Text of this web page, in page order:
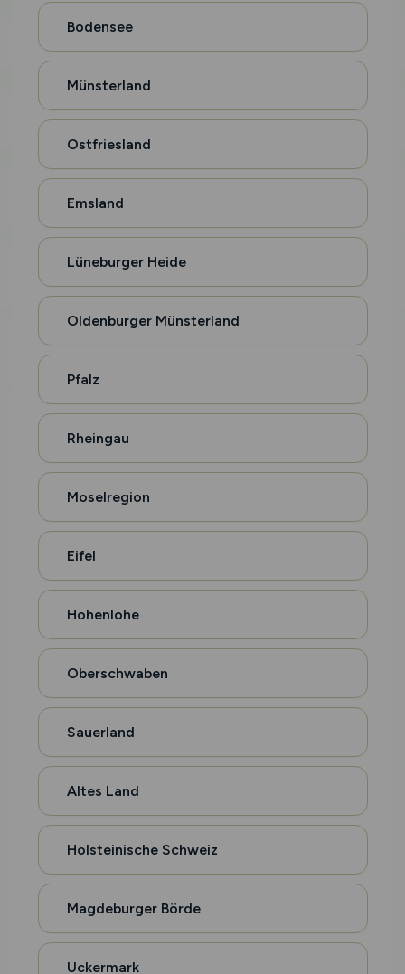
Bodensee
Münsterland
Ostfriesland
Emsland
Lüneburger Heide
Oldenburger Münsterland
Pfalz
Rheingau
Moselregion
Eifel
Hohenlohe
Oberschwaben
Sauerland
Altes Land
Holsteinische Schweiz
Magdeburger Börde
Uckermark